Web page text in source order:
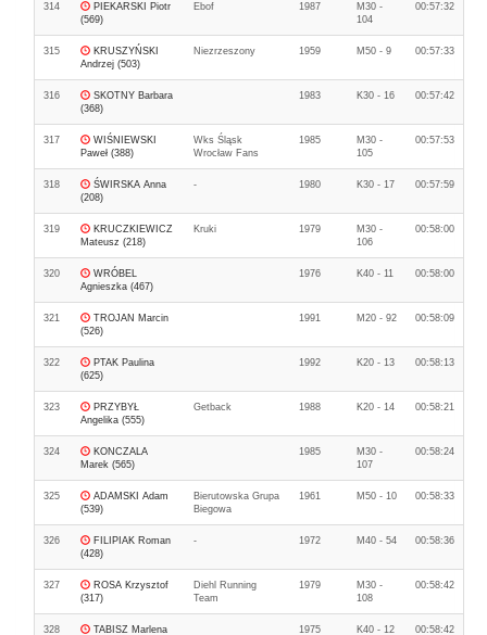
314
PIEKARSKI Piotr
(569)
Ebof 1987
M30 -
104
00:57:32
315
KRUSZYŃSKI
Andrzej (503)
Niezrzeszony 1959 M50 - 9 00:57:33
316
SKOTNY Barbara
(368)
1983 K30 - 16 00:57:42
317
WIŚNIEWSKI
Paweł (388)
Wks Śląsk
Wrocław Fans
1985
M30 -
105
00:57:53
318
ŚWIRSKA Anna
(208)
- 1980 K30 - 17 00:57:59
319
KRUCZKIEWICZ
Mateusz (218)
Kruki 1979
M30 -
106
00:58:00
320
WRÓBEL
Agnieszka (467)
1976 K40 - 11 00:58:00
321
TROJAN Marcin
(526)
1991 M20 - 92 00:58:09
322
PTAK Paulina
(625)
1992 K20 - 13 00:58:13
323
PRZYBYŁ
Angelika (555)
Getback 1988 K20 - 14 00:58:21
324
KONCZALA
Marek (565)
1985
M30 -
107
00:58:24
325
ADAMSKI Adam
(539)
Bierutowska Grupa
Biegowa
1961 M50 - 10 00:58:33
326
FILIPIAK Roman
(428)
- 1972 M40 - 54 00:58:36
327
ROSA Krzysztof
(317)
Diehl Running
Team
1979
M30 -
108
00:58:42
328 TABISZ Marlena 1975 K40 - 12 00:58:42